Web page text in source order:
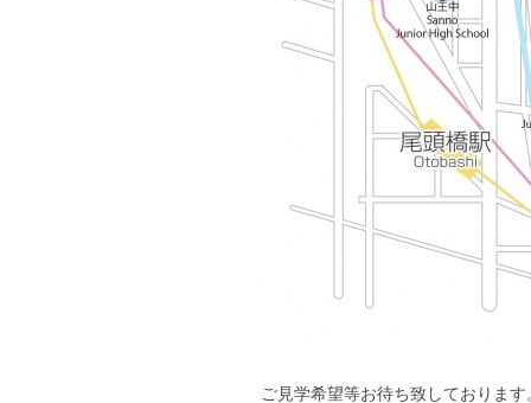
ご見学希望等お待ち致しております